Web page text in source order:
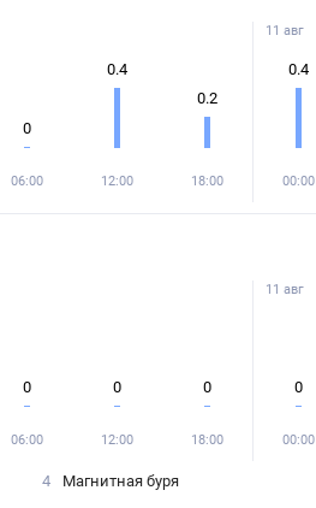
0
06:00
0.4
12:00
0.2
18:00
11 авг
0.4
00:00
0
06:00
0
12:00
0
18:00
11 авг
0
00:00
4
Магнитная буря